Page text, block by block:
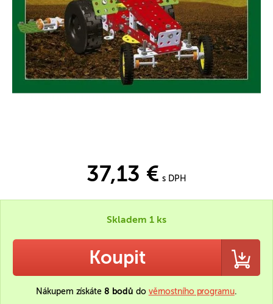
37,13 € s DPH
Skladem 1 ks
Koupit
Nákupem získáte 8 bodů do věrnostního programu.